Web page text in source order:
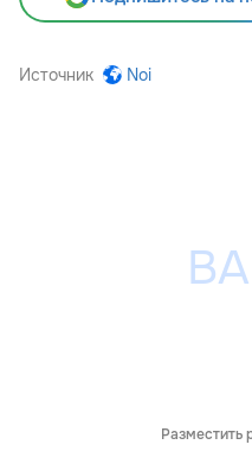
Источник Noi
Разместить